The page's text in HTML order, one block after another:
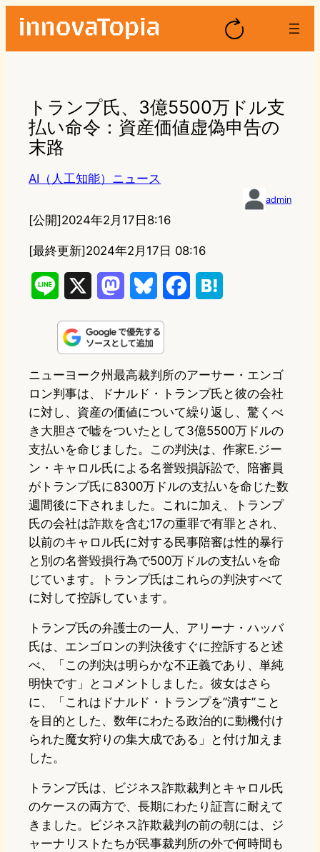
トランプ氏、3億5500万ドル支
払い命令：資産価値虚偽申告の
末路
AI（人工知能）ニュース
admin
[公開]2024年2月17日8:16
[最終更新]2024年2月17日 08:16
n
s
t
o
d
o
n
u
e
k
y
b
o
o
k
n
a
ニューヨーク州最高裁判所のアーサー・エンゴ
ロン判事は、ドナルド・トランプ氏と彼の会社
に対し、資産の価値について繰り返し、驚くべ
き大胆さで嘘をついたとして3億5500万ドルの
支払いを命じました。この判決は、作家E.ジー
ン・キャロル氏による名誉毀損訴訟で、陪審員
がトランプ氏に8300万ドルの支払いを命じた数
週間後に下されました。これに加え、トランプ
氏の会社は詐欺を含む17の重罪で有罪とされ、
以前のキャロル氏に対する民事陪審は性的暴行
と別の名誉毀損行為で500万ドルの支払いを命
じています。トランプ氏はこれらの判決すべて
に対して控訴しています。
トランプ氏の弁護士の一人、アリーナ・ハッバ
氏は、エンゴロンの判決後すぐに控訴すると述
べ、「この判決は明らかな不正義であり、単純
明快です」とコメントしました。彼女はさら
に、「これはドナルド・トランプを”潰す”こと
を目的とした、数年にわたる政治的に動機付け
られた魔女狩りの集大成である」と付け加えま
した。
トランプ氏は、ビジネス詐欺裁判とキャロル氏
のケースの両方で、長期にわたり証言に耐えて
きました。ビジネス詐欺裁判の前の朝には、ジ
ャーナリストたちが民事裁判所の外で何時間も